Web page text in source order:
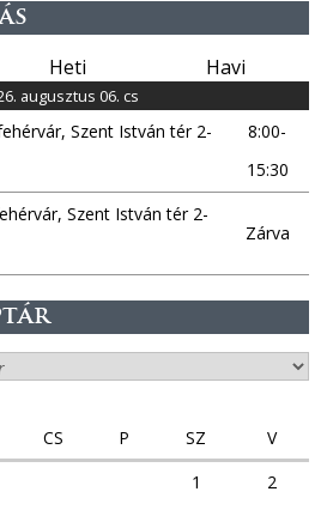
Heti Havi
augusztus 06. cs
Szent István tér 2-
8:00-
15:30
Szent István tér 2-
Zárva
CS P SZ
V
1
2